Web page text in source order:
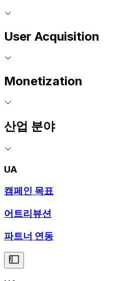
User Acquisition
Monetization
산업 분야
UA
캠페인 목표
어트리뷰션
파트너 연동